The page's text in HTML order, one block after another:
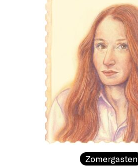
Zomergasten